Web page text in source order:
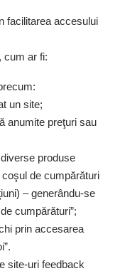
facilitarea accesului
cum ar fi:
un site;
anumite preţuri sau
produse
de cumpărături
– generându-se
cumpărături”;
prin accesarea
site-uri feedback